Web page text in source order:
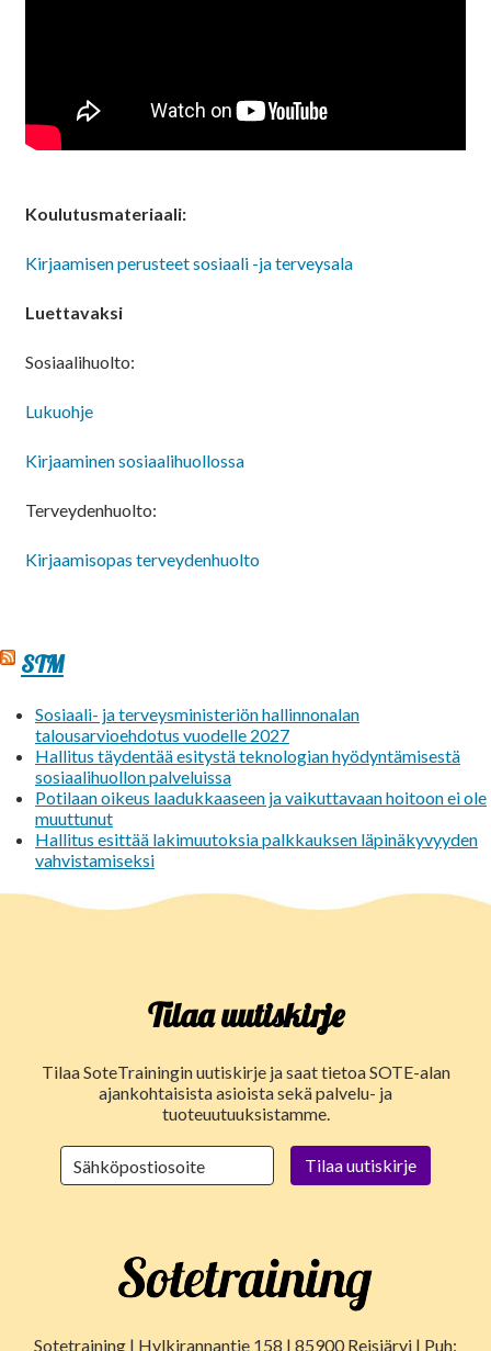
Koulutusmateriaali:
Kirjaamisen perusteet sosiaali -ja terveysala
Luettavaksi
Sosiaalihuolto:
Lukuohje
Kirjaaminen sosiaalihuollossa
Terveydenhuolto:
Kirjaamisopas terveydenhuolto
STM
Sosiaali- ja terveysministeriön hallinnonalan
talousarvioehdotus vuodelle 2027
Hallitus täydentää esitystä teknologian hyödyntämisestä
sosiaalihuollon palveluissa
Potilaan oikeus laadukkaaseen ja vaikuttavaan hoitoon ei ole
muuttunut
Hallitus esittää lakimuutoksia palkkauksen läpinäkyvyyden
vahvistamiseksi
Tilaa uutiskirje
Tilaa SoteTrainingin uutiskirje ja saat tietoa SOTE-alan
ajankohtaisista asioista sekä palvelu- ja
tuoteuutuuksistamme.
Sotetraining | Hylkirannantie 158 | 85900 Reisjärvi | Puh: